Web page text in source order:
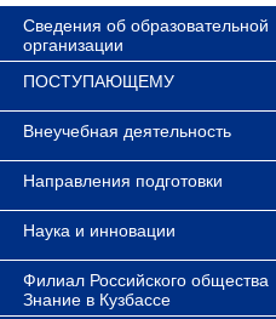
Сведения об образовательной
организации
ПОСТУПАЮЩЕМУ
Внеучебная деятельность
Направления подготовки
Наука и инновации
Филиал Российского общества
Знание в Кузбассе